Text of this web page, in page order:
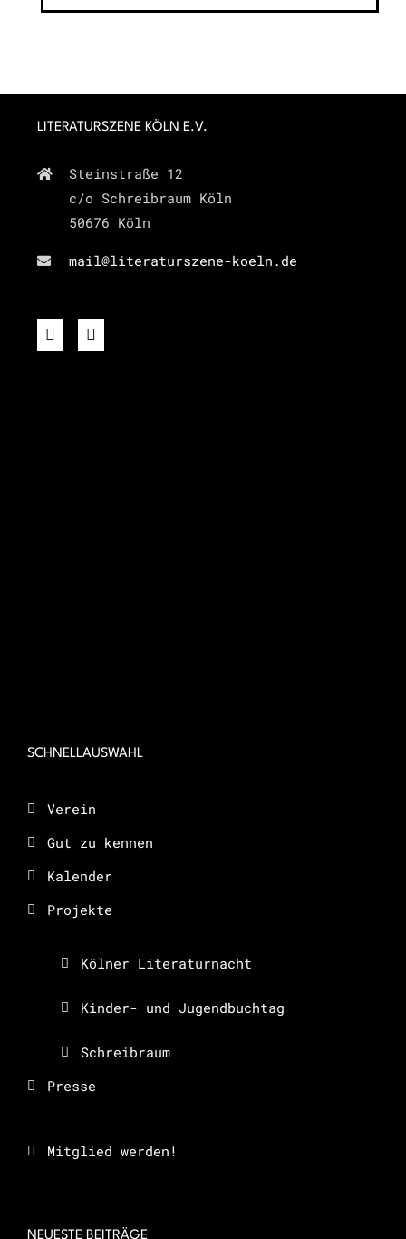
LITERATURSZENE KÖLN E.V.
Steinstraße 12
c/o Schreibraum Köln
50676 Köln
mail@literaturszene-koeln.de
SCHNELLAUSWAHL
Verein
Gut zu kennen
Kalender
Projekte
Kölner Literaturnacht
Kinder- und Jugendbuchtag
Schreibraum
Presse
Mitglied werden!
NEUESTE BEITRÄGE